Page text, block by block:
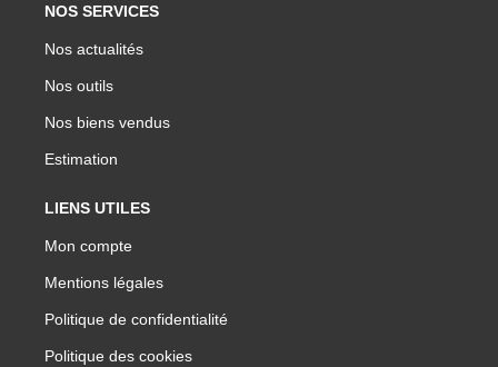
NOS SERVICES
Nos actualités
Nos outils
Nos biens vendus
Estimation
LIENS UTILES
Mon compte
Mentions légales
Politique de confidentialité
Politique des cookies